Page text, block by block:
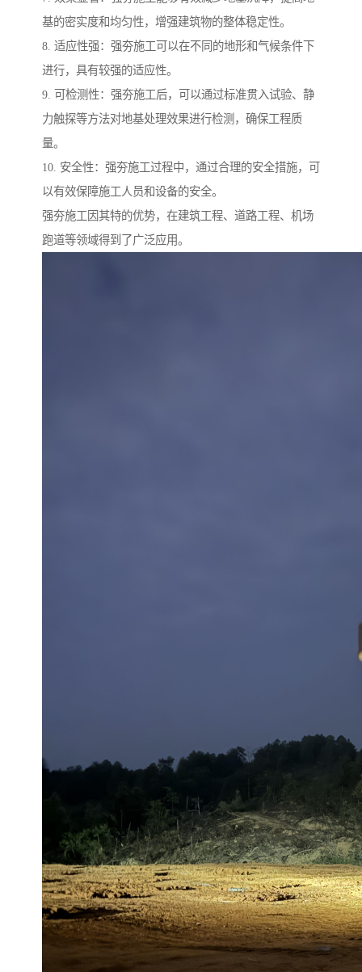
基的密实度和均匀性，增强建筑物的整体稳定性。
8. 适应性强：强夯施工可以在不同的地形和气候条件下
进行，具有较强的适应性。
9. 可检测性：强夯施工后，可以通过标准贯入试验、静
力触探等方法对地基处理效果进行检测，确保工程质
量。
10. 安全性：强夯施工过程中，通过合理的安全措施，可
以有效保障施工人员和设备的安全。
强夯施工因其特的优势，在建筑工程、道路工程、机场
跑道等领域得到了广泛应用。